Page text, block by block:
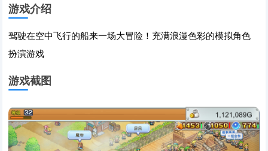
游戏介绍
驾驶在空中飞行的船来一场大冒险！充满浪漫色彩的模拟角色
扮演游戏
游戏截图